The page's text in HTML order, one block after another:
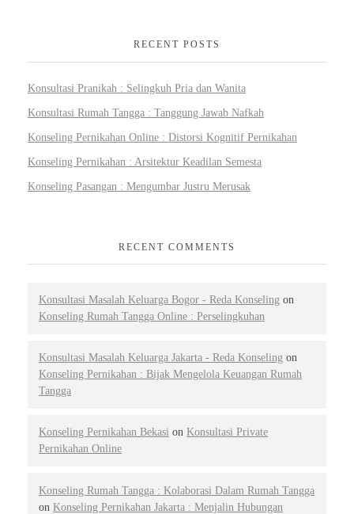
RECENT POSTS
Konsultasi Pranikah : Selingkuh Pria dan Wanita
Konsultasi Rumah Tangga : Tanggung Jawab Nafkah
Konseling Pernikahan Online : Distorsi Kognitif Pernikahan
Konseling Pernikahan : Arsitektur Keadilan Semesta
Konseling Pasangan : Mengumbar Justru Merusak
RECENT COMMENTS
Konsultasi Masalah Keluarga Bogor - Reda Konseling on
Konseling Rumah Tangga Online : Perselingkuhan
Konsultasi Masalah Keluarga Jakarta - Reda Konseling on
Konseling Pernikahan : Bijak Mengelola Keuangan Rumah
Tangga
Konseling Pernikahan Bekasi on Konsultasi Private
Pernikahan Online
Konseling Rumah Tangga : Kolaborasi Dalam Rumah Tangga
on Konseling Pernikahan Jakarta : Menjalin Hubungan